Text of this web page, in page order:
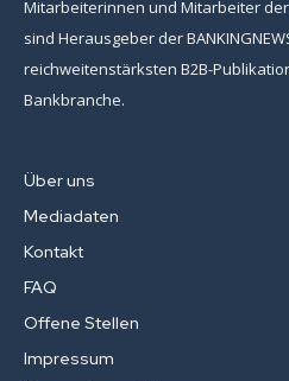
Mitarbeiterinnen und Mitarbeiter
sind Herausgeber der
reichweitenstärksten B2B-
Bankbranche.
Über uns
Mediadaten
Kontakt
FAQ
Offene Stellen
Impressum